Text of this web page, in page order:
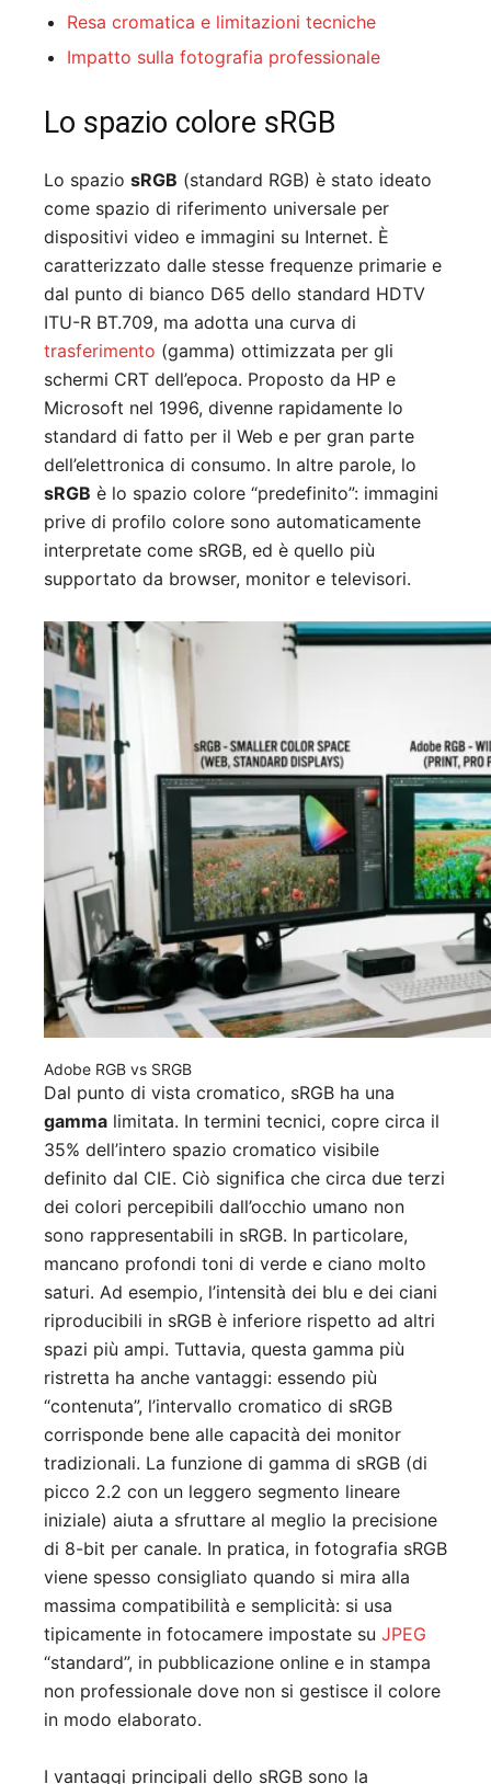
Resa cromatica e limitazioni tecniche
Impatto sulla fotografia professionale
Lo spazio colore sRGB
Lo spazio sRGB (standard RGB) è stato ideato
come spazio di riferimento universale per
dispositivi video e immagini su Internet. È
caratterizzato dalle stesse frequenze primarie e
dal punto di bianco D65 dello standard HDTV
ITU-R BT.709, ma adotta una curva di
trasferimento (gamma) ottimizzata per gli
schermi CRT dell’epoca. Proposto da HP e
Microsoft nel 1996, divenne rapidamente lo
standard di fatto per il Web e per gran parte
dell’elettronica di consumo. In altre parole, lo
sRGB è lo spazio colore “predefinito”: immagini
prive di profilo colore sono automaticamente
interpretate come sRGB, ed è quello più
supportato da browser, monitor e televisori.
Adobe RGB vs SRGB
Dal punto di vista cromatico, sRGB ha una
gamma limitata. In termini tecnici, copre circa il
35% dell’intero spazio cromatico visibile
definito dal CIE. Ciò significa che circa due terzi
dei colori percepibili dall’occhio umano non
sono rappresentabili in sRGB. In particolare,
mancano profondi toni di verde e ciano molto
saturi. Ad esempio, l’intensità dei blu e dei ciani
riproducibili in sRGB è inferiore rispetto ad altri
spazi più ampi. Tuttavia, questa gamma più
ristretta ha anche vantaggi: essendo più
“contenuta”, l’intervallo cromatico di sRGB
corrisponde bene alle capacità dei monitor
tradizionali. La funzione di gamma di sRGB (di
picco 2.2 con un leggero segmento lineare
iniziale) aiuta a sfruttare al meglio la precisione
di 8-bit per canale. In pratica, in fotografia sRGB
viene spesso consigliato quando si mira alla
massima compatibilità e semplicità: si usa
tipicamente in fotocamere impostate su JPEG
“standard”, in pubblicazione online e in stampa
non professionale dove non si gestisce il colore
in modo elaborato.
I vantaggi principali dello sRGB sono la